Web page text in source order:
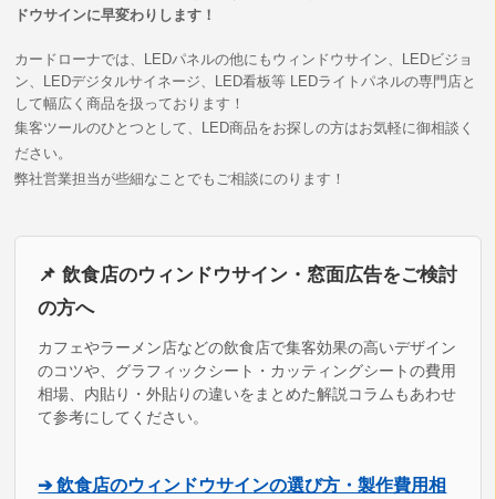
ドウサインに早変わりします！
カードローナでは、LEDパネルの他にもウィンドウサイン、LEDビジョ
ン、LEDデジタルサイネージ、LED看板等 LEDライトパネルの専門店と
して幅広く商品を扱っております！
集客ツールのひとつとして、LED商品をお探しの方はお気軽に御相談く
ださい。
弊社営業担当が些細なことでもご相談にのります！
📌 飲食店のウィンドウサイン・窓面広告をご検討
の方へ
カフェやラーメン店などの飲食店で集客効果の高いデザイン
のコツや、グラフィックシート・カッティングシートの費用
相場、内貼り・外貼りの違いをまとめた解説コラムもあわせ
て参考にしてください。
➔ 飲食店のウィンドウサインの選び方・製作費用相